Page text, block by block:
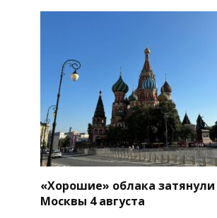
«Хорошие» облака затянули
Москвы 4 августа